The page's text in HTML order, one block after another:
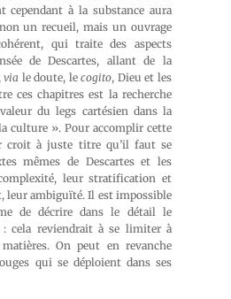
cependant à la substance aura
un recueil, mais un ouvrage
qui traite des aspects
de Descartes, allant de la
via le doute, lecogito, Dieu et les
ces chapitres est la recherche
du legs cartésien dans la
culture ». Pour accomplir cette
croit à juste titre qu’il faut se
mêmes de Descartes et les
leur stratification et
leur ambiguïté. Il est impossible
de décrire dans le détail le
cela reviendrait à se limiter à
On peut en revanche
qui se déploient dans ses